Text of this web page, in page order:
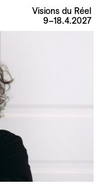
Visions du Réel
9–18.4.2027